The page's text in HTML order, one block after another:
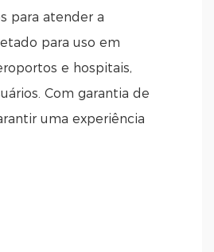
para atender a
para uso em
e hospitais,
Com garantia de
uma experiência